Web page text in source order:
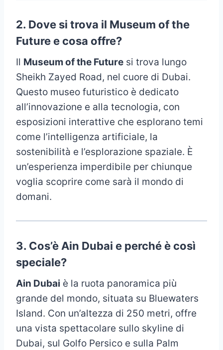
2. Dove si trova il Museum of the
Future e cosa offre?
Il Museum of the Future si trova lungo
Sheikh Zayed Road, nel cuore di Dubai.
Questo museo futuristico è dedicato
all’innovazione e alla tecnologia, con
esposizioni interattive che esplorano temi
come l’intelligenza artificiale, la
sostenibilità e l’esplorazione spaziale. È
un’esperienza imperdibile per chiunque
voglia scoprire come sarà il mondo di
domani.
3. Cos’è Ain Dubai e perché è così
speciale?
Ain Dubai è la ruota panoramica più
grande del mondo, situata su Bluewaters
Island. Con un’altezza di 250 metri, offre
una vista spettacolare sullo skyline di
Dubai, sul Golfo Persico e sulla Palm